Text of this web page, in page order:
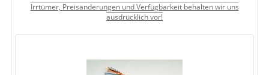
Irrtümer, Preisänderungen und Verfügbarkeit behalten wir uns
ausdrücklich vor!